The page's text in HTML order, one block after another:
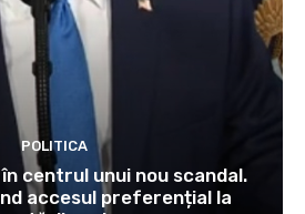
POLITICA
centrul unui nou scandal.
accesul preferențial la